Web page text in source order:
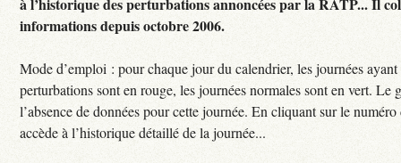
informations depuis octobre 2006.
Mode d’emploi : pour chaque jour du calendrier, les journées
perturbations sont en rouge, les journées normales sont en vert. Le
l’absence de données pour cette journée. En cliquant sur le
accède à l’historique détaillé de la journée...